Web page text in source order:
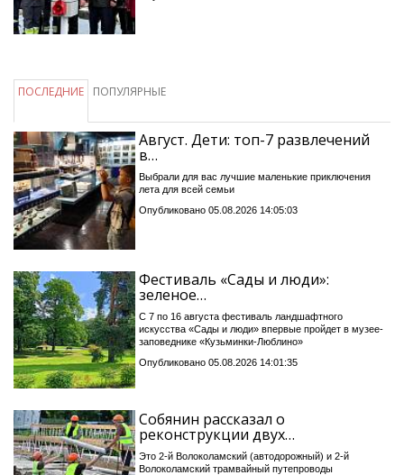
ПОСЛЕДНИЕ ПОПУЛЯРНЫЕ
Август. Дети: топ-7 развлечений
в…
Выбрали для вас лучшие маленькие приключения
лета для всей семьи
Опубликовано 05.08.2026 14:05:03
Фестиваль «Сады и люди»:
зеленое…
С 7 по 16 августа фестиваль ландшафтного
искусства «Сады и люди» впервые пройдет в музее-
заповеднике «Кузьминки-Люблино»
Опубликовано 05.08.2026 14:01:35
Собянин рассказал о
реконструкции двух…
Это 2-й Волоколамский (автодорожный) и 2-й
Волоколамский трамвайный путепроводы